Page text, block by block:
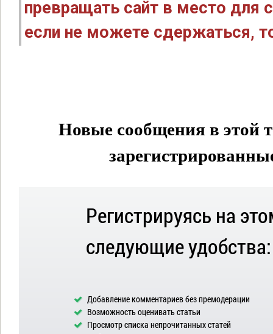
превращать сайт в место для
если не можете сдержаться,
Новые сообщения в этой
Регистрируясь на
следующие удобства:
Добавление комментариев без премодерации
Возможность оценивать статьи
Просмотр списка непрочитанных статей